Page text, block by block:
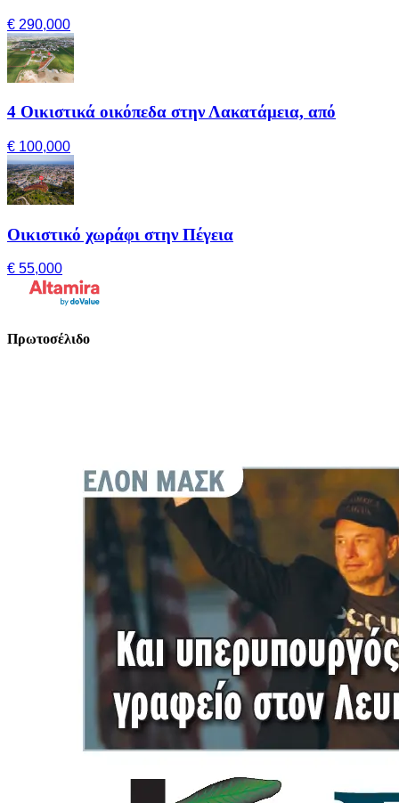
€ 290,000
4 Οικιστικά οικόπεδα στην Λακατάμεια, από
€ 100,000
Οικιστικό χωράφι στην Πέγεια
€ 55,000
Πρωτοσέλιδο